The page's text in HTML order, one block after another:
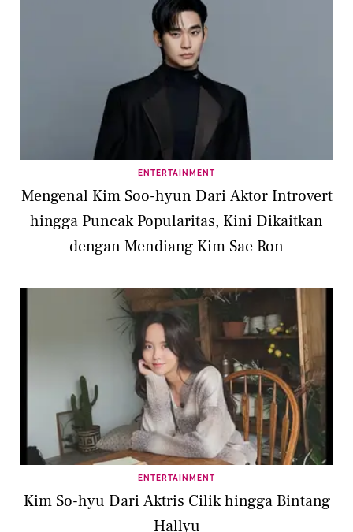
ENTERTAINMENT
Mengenal Kim Soo-hyun Dari Aktor Introvert
hingga Puncak Popularitas, Kini Dikaitkan
dengan Mendiang Kim Sae Ron
ENTERTAINMENT
Kim So-hyu Dari Aktris Cilik hingga Bintang
Hallyu